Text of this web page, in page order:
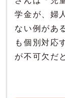
学金が、婦
ない例があ
も個別対応
が不可欠だ